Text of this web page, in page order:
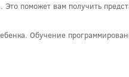
поможет вам получить
Обучение